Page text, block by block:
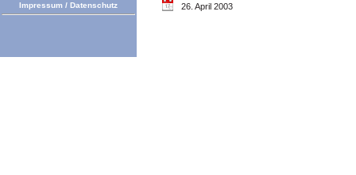
26. April 2003
Impressum / Datenschutz